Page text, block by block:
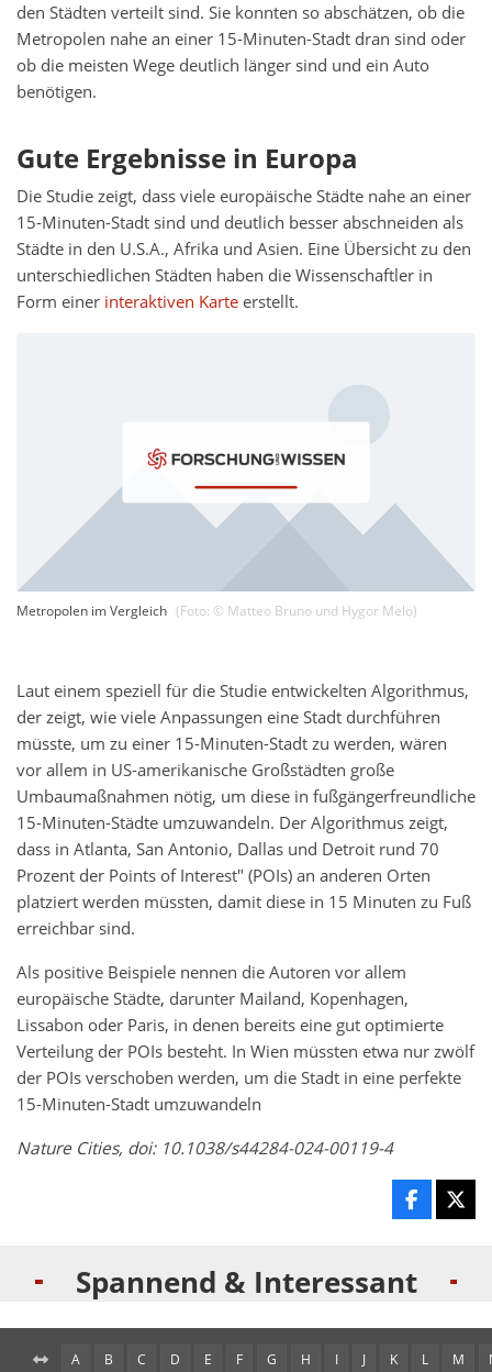
den Städten verteilt sind. Sie konnten so abschätzen, ob die
Metropolen nahe an einer 15-Minuten-Stadt dran sind oder
ob die meisten Wege deutlich länger sind und ein Auto
benötigen.
Gute Ergebnisse in Europa
Die Studie zeigt, dass viele europäische Städte nahe an einer
15-Minuten-Stadt sind und deutlich besser abschneiden als
Städte in den U.S.A., Afrika und Asien. Eine Übersicht zu den
unterschiedlichen Städten haben die Wissenschaftler in
Form einer interaktiven Karte erstellt.
Metropolen im Vergleich (Foto: © Matteo Bruno und Hygor Melo)
Laut einem speziell für die Studie entwickelten Algorithmus,
der zeigt, wie viele Anpassungen eine Stadt durchführen
müsste, um zu einer 15-Minuten-Stadt zu werden, wären
vor allem in US-amerikanische Großstädten große
Umbaumaßnahmen nötig, um diese in fußgängerfreundliche
15-Minuten-Städte umzuwandeln. Der Algorithmus zeigt,
dass in Atlanta, San Antonio, Dallas und Detroit rund 70
Prozent der Points of Interest" (POIs) an anderen Orten
platziert werden müssten, damit diese in 15 Minuten zu Fuß
erreichbar sind.
Als positive Beispiele nennen die Autoren vor allem
europäische Städte, darunter Mailand, Kopenhagen,
Lissabon oder Paris, in denen bereits eine gut optimierte
Verteilung der POIs besteht. In Wien müssten etwa nur zwölf
der POIs verschoben werden, um die Stadt in eine perfekte
15-Minuten-Stadt umzuwandeln
Nature Cities, doi: 10.1038/s44284-024-00119-4
Spannend & Interessant
A B C D E F G H I J K L M